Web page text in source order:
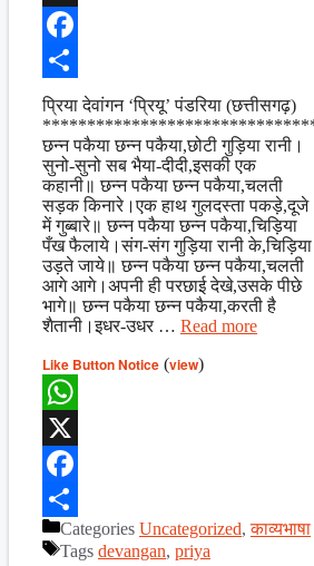
X
Facebook
Share
प्रिया देवांगन ‘प्रियू’ पंडरिया (छत्तीसगढ़)
छन्न पकैया छन्न पकैया,छोटी गुड़िया रानी।
सुनो-सुनो सब भैया-दीदी,इसकी एक
कहानी॥ छन्न पकैया छन्न पकैया,चलती
सड़क किनारे।एक हाथ गुलदस्ता पकड़े,दूजे
में गुब्बारे॥ छन्न पकैया छन्न पकैया,चिड़िया
पँख फैलाये।संग-संग गुड़िया रानी के,चिड़िया
उड़ते जाये॥ छन्न पकैया छन्न पकैया,चलती
आगे आगे।अपनी ही परछाई देखे,उसके पीछे
भागे॥ छन्न पकैया छन्न पकैया,करती है
शैतानी।इधर-उधर … Read more
Like Button Notice (view)
WhatsApp
X
Facebook
ShareCategories Uncategorized,काव्यभाषा
Tags devangan, priya